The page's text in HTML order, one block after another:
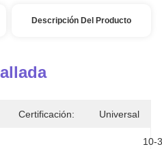
Descripción Del Producto
Certificación: Universal
10-